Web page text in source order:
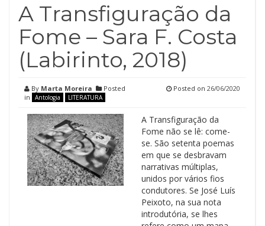
A Transfiguração da
Fome – Sara F. Costa
(Labirinto, 2018)
By Marta Moreira
Posted
in
Antologia LITERATURA
Posted on 26/06/2020
A Transfiguração da
Fome não se lê: come-
se. São setenta poemas
em que se desbravam
narrativas múltiplas,
unidos por vários fios
condutores. Se José Luís
Peixoto, na sua nota
introdutória, se lhes